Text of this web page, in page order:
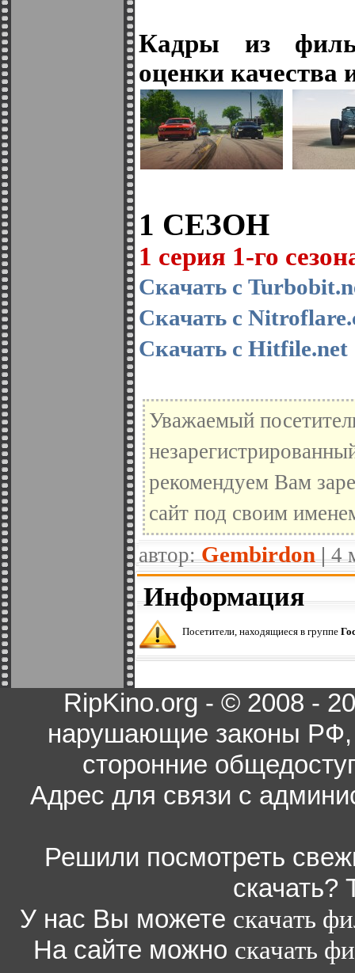
Кадры из
оценки качества
1 СЕЗОН
1 серия 1-го
Скачать с
Скачать с
Скачать с Hitfile.net
Уважаемый
рекомендуем Вам
сайт под своим
автор: Gembirdon | 4
Информация
Посетители, находящиеся в группе
RipKino.org - © 2008 -
нарушающие законы РФ,
сторонние
Адрес для связи с
Решили посмотреть
скачать?
У нас Вы можете скачать
На сайте можно скачать